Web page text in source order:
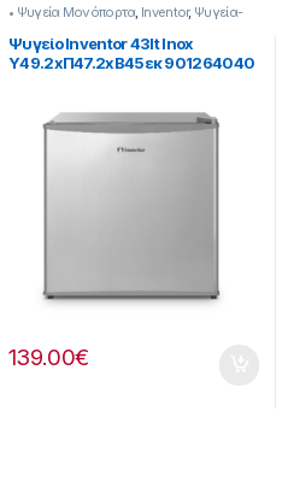
• Ψυγεία Μονόπορτα, Inventor, Ψυγεία-
Ψύξη
Ψυγείο Inventor 43lt Inox
Υ49.2xΠ47.2xΒ45εκ 901264040
139.00€